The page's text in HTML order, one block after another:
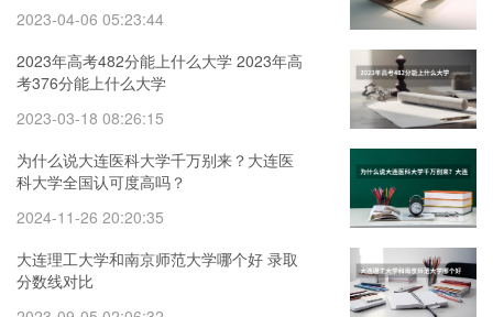
2023-04-06 05:23:44
2023年高考482分能上什么大学 2023年高
考376分能上什么大学
2023-03-18 08:26:15
为什么说大连医科大学千万别来？大连医
科大学全国认可度高吗？
2024-11-26 20:20:35
大连理工大学和南京师范大学哪个好 录取
分数线对比